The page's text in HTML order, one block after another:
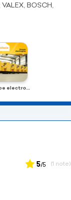
BOSCH,
Groupe electrogène
5/5 (1 note)